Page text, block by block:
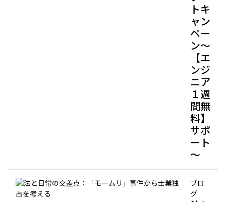
トキ
ャン
ペー
ン～
【エ
ンジ
ニア
１週
間無
料】
サポ
ート
～
ブロ
グ